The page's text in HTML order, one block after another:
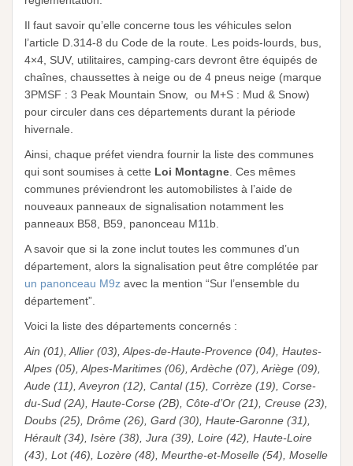
Il faut savoir qu’elle concerne tous les véhicules selon
l’article D.314-8 du Code de la route. Les poids-lourds, bus,
4×4, SUV, utilitaires, camping-cars devront être équipés de
chaînes, chaussettes à neige ou de 4 pneus neige (marque
3PMSF : 3 Peak Mountain Snow, ou M+S : Mud & Snow)
pour circuler dans ces départements durant la période
hivernale.
Ainsi, chaque préfet viendra fournir la liste des communes
qui sont soumises à cette Loi Montagne . Ces mêmes
communes préviendront les automobilistes à l’aide de
nouveaux panneaux de signalisation notamment les
panneaux B58, B59, panonceau M11b.
A savoir que si la zone inclut toutes les communes d’un
département, alors la signalisation peut être complétée par
un panonceau M9z avec la mention “Sur l’ensemble du
département”.
Voici la liste des départements concernés :
Ain (01), Allier (03), Alpes-de-Haute-Provence (04), Hautes-
Alpes (05), Alpes-Maritimes (06), Ardèche (07), Ariège (09),
Aude (11), Aveyron (12), Cantal (15), Corrèze (19), Corse-
du-Sud (2A), Haute-Corse (2B), Côte-d’Or (21), Creuse (23),
Doubs (25), Drôme (26), Gard (30), Haute-Garonne (31),
Hérault (34), Isère (38), Jura (39), Loire (42), Haute-Loire
(43), Lot (46), Lozère (48), Meurthe-et-Moselle (54), Moselle